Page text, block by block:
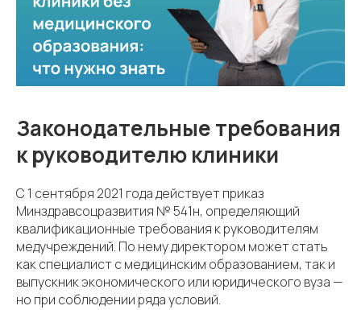
Законодательные требования
к руководителю клиники
С 1 сентября 2021 года действует приказ
Минздравсоцразвития № 541н, определяющий
квалификационные требования к руководителям
медучреждений. По нему директором может стать
как специалист с медицинским образованием, так и
выпускник экономического или юридического вуза —
но при соблюдении ряда условий.